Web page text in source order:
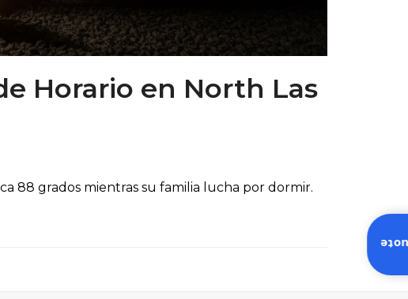
Horario en North Las
88 grados mientras su familia lucha por dormir.